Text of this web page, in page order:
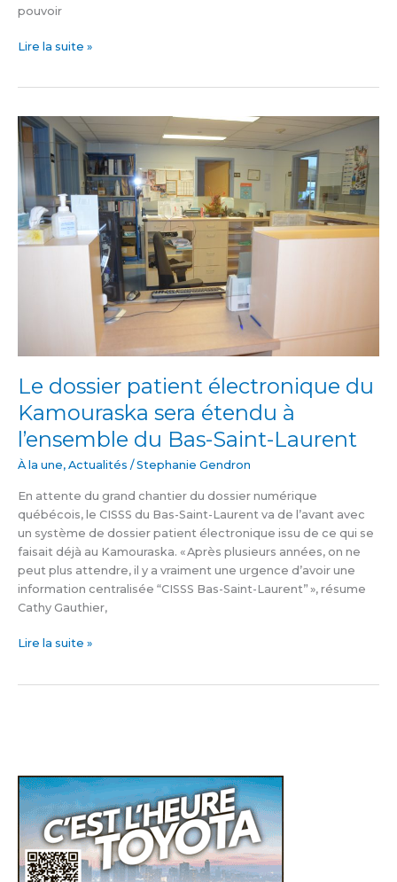
pouvoir
Lire la suite »
Le dossier patient électronique du
Kamouraska sera étendu à
l’ensemble du Bas-Saint-Laurent
À la une, Actualités /Stephanie Gendron
En attente du grand chantier du dossier numérique
québécois, le CISSS du Bas-Saint-Laurent va de l’avant avec
un système de dossier patient électronique issu de ce qui se
faisait déjà au Kamouraska. « Après plusieurs années, on ne
peut plus attendre, il y a vraiment une urgence d’avoir une
information centralisée “CISSS Bas-Saint-Laurent” », résume
Cathy Gauthier,
Le
dossier
patient
électronique
du
Kamouraska
sera
Lire la suite »